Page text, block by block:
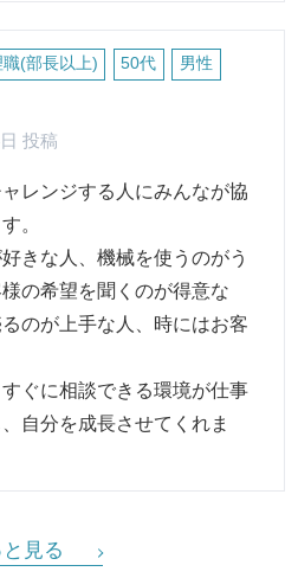
職(部長以上) 50代 男性
投稿
レンジする人にみんなが協
。
きな人、機械を使うのがう
の希望を聞くのが得意な
のが上手な人、時にはお客
ぐに相談できる環境が仕事
自分を成長させてくれま
と見る